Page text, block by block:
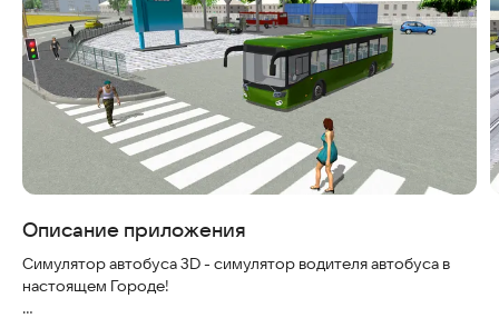
Описание приложения
Симулятор автобуса 3D - симулятор водителя автобуса в
настоящем Городе!